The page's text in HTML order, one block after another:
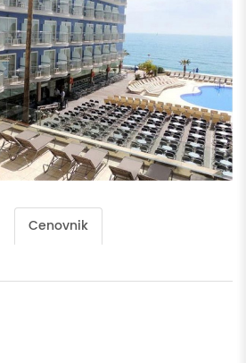
Cenovnik